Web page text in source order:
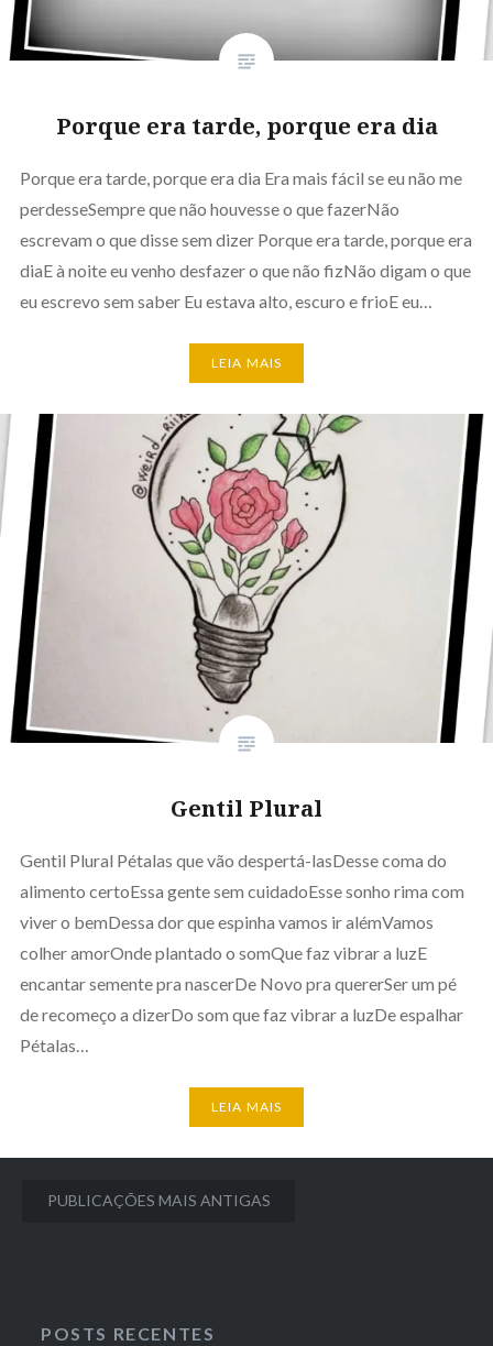
Porque era tarde, porque era dia
Porque era tarde, porque era dia Era mais fácil se eu não me
perdesseSempre que não houvesse o que fazerNão
escrevam o que disse sem dizer Porque era tarde, porque era
diaE à noite eu venho desfazer o que não fizNão digam o que
eu escrevo sem saber Eu estava alto, escuro e frioE eu…
LEIA MAIS
Gentil Plural
Gentil Plural Pétalas que vão despertá-lasDesse coma do
alimento certoEssa gente sem cuidadoEsse sonho rima com
viver o bemDessa dor que espinha vamos ir alémVamos
colher amorOnde plantado o somQue faz vibrar a luzE
encantar semente pra nascerDe Novo pra quererSer um pé
de recomeço a dizerDo som que faz vibrar a luzDe espalhar
Pétalas…
LEIA MAIS
Navegação
PUBLICAÇÕES MAIS ANTIGAS
POSTS RECENTES